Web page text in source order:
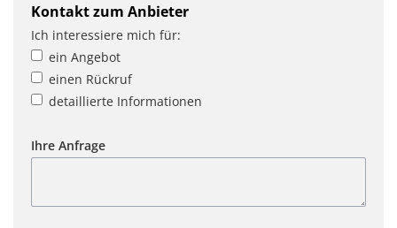
Kontakt zum Anbieter
Ich interessiere mich für:
ein Angebot
einen Rückruf
detaillierte Informationen
Ihre Anfrage